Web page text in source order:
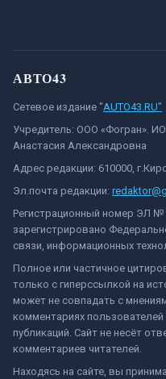
АВТО43
Сетевое издание "AUTO43.RU"
Учредитель: ООО «Фогран».
Анастасия Александровна
Адрес редакции: 610000,
Эл.почта редакции:
Регистрационный номер ЭЛ №
зарегистрировано
связи, информационных
Полное или частичное
только с гиперссылкой на
может не совпадать с
комментариях
публикаций. Сайт не несёт
комментариев читателей.
Находясь на сайте, вы